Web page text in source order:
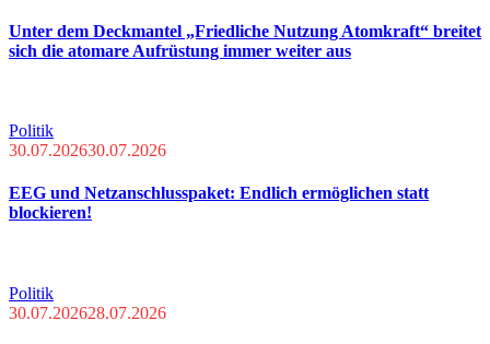
Unter dem Deckmantel „Friedliche Nutzung Atomkraft“ breitet
sich die atomare Aufrüstung immer weiter aus
Politik
30.07.202630.07.2026
EEG und Netzanschlusspaket: Endlich ermöglichen statt
blockieren!
Politik
30.07.202628.07.2026